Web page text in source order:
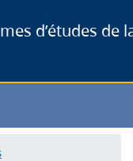
d’études de